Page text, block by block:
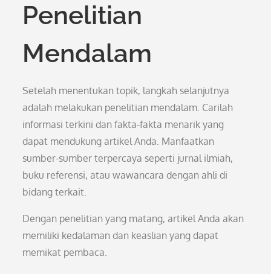
Penelitian
Mendalam
Setelah menentukan topik, langkah selanjutnya
adalah melakukan penelitian mendalam. Carilah
informasi terkini dan fakta-fakta menarik yang
dapat mendukung artikel Anda. Manfaatkan
sumber-sumber terpercaya seperti jurnal ilmiah,
buku referensi, atau wawancara dengan ahli di
bidang terkait.
Dengan penelitian yang matang, artikel Anda akan
memiliki kedalaman dan keaslian yang dapat
memikat pembaca.